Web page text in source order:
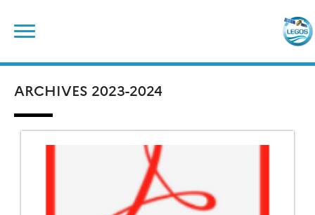
content
ARCHIVES 2023-2024